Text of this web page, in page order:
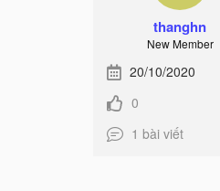
thanghn
New Member
20/10/2020
0
1 bài viết